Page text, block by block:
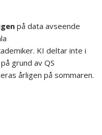
på data avseende
KI deltar inte i
grund av QS
årligen på sommaren.